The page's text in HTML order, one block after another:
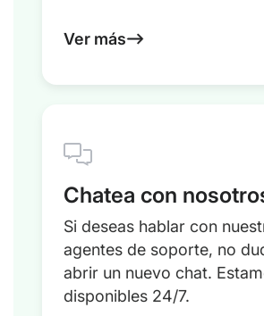
Ver más
Chatea con
Si deseas hablar con
agentes de soporte, no
abrir un nuevo chat.
disponibles 24/7.